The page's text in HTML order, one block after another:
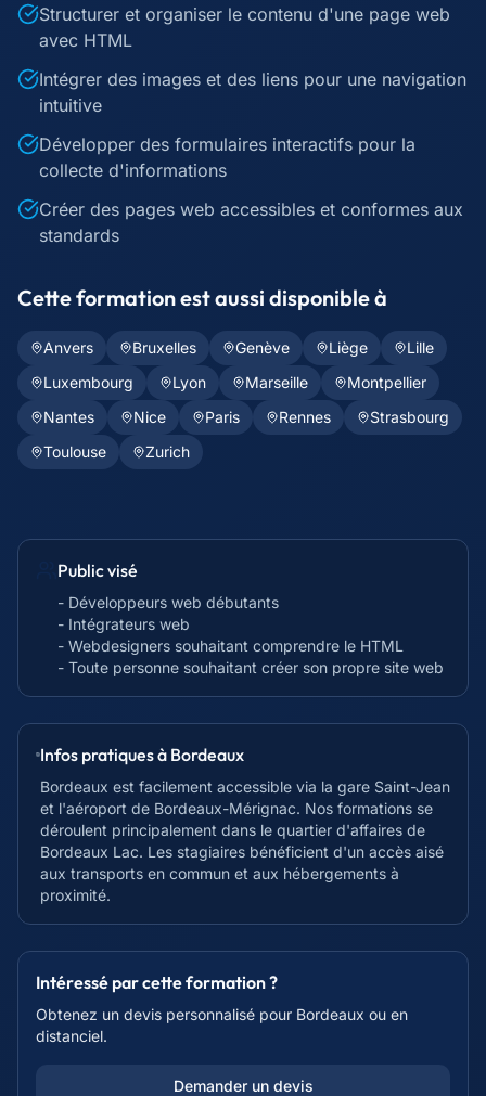
Structurer et organiser le contenu d'une page web
avec HTML
Intégrer des images et des liens pour une navigation
intuitive
Développer des formulaires interactifs pour la
collecte d'informations
Créer des pages web accessibles et conformes aux
standards
Cette formation est aussi disponible à
Anvers Bruxelles Genève Liège
Lille
Luxembourg
Lyon Marseille
Montpellier
Nantes
Nice Paris Rennes
Strasbourg
Toulouse
Zurich
Public visé
- Développeurs web débutants
- Intégrateurs web
- Webdesigners souhaitant comprendre le HTML
- Toute personne souhaitant créer son propre site web
Infos pratiques à Bordeaux
Bordeaux est facilement accessible via la gare Saint-Jean
et l'aéroport de Bordeaux-Mérignac. Nos formations se
déroulent principalement dans le quartier d'affaires de
Bordeaux Lac. Les stagiaires bénéficient d'un accès aisé
aux transports en commun et aux hébergements à
proximité.
Intéressé par cette formation ?
Obtenez un devis personnalisé pour Bordeaux ou en
distanciel.
Demander un devis